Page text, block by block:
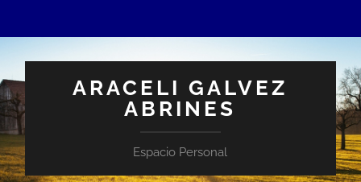
ARACELI GALVEZ
ABRINES
Espacio Personal